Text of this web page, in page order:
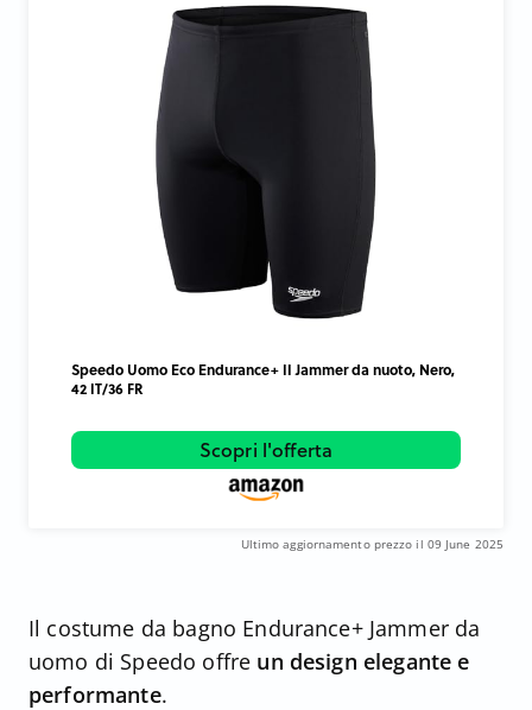
Speedo Uomo Eco Endurance+ II Jammer da nuoto, Nero,
42 IT/36 FR
Scopri l'offerta
Ultimo aggiornamento prezzo il 09 June 2025
Il costume da bagno Endurance+ Jammer da
uomo di Speedo offre un design elegante e
performante.